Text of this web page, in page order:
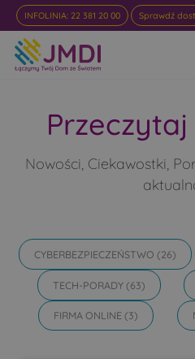
INFOLINIA: 22 381 20 00 Sprawdź
Nowości, Ciekawostki,
CYBERBEZPIECZEŃSTWO (26)
TECH-PORADY(63)
FIRMA ONLINE(3)